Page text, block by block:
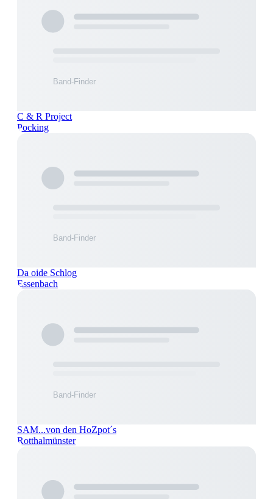
C & R Project
Pocking
Da oide Schlog
Essenbach
SAM...von den HoZpot´s
Rotthalmünster